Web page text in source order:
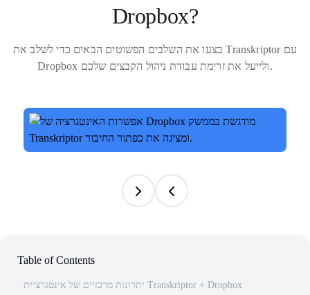
Dropbox?
בצעו את השלבים הפשוטים הבאים כדי לשלב את Transkriptor עם
Dropbox ולייעל את זרימת עבודת ניהול הקבצים שלכם.
Table of Contents
יתרונות מרכזיים של אינטגרציית Transkriptor + Dropbox